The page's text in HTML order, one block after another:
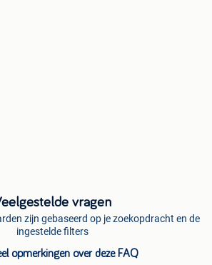
vragen
zijn gebaseerd op je zoekopdracht en de
ingestelde filters
opmerkingen over deze FAQ